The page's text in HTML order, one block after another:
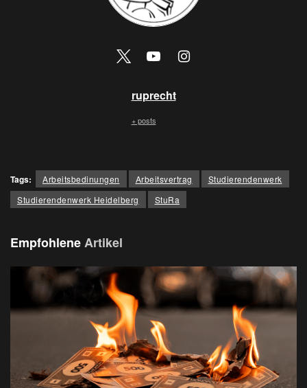
ruprecht
+ posts
Tags: Arbeitsbedinungen Arbeitsvertrag
Studierendenwerk
Studierendenwerk Heidelberg
StuRa
EmpfohleneArtikel